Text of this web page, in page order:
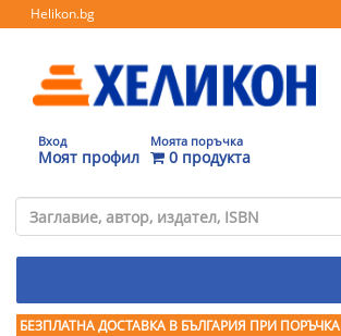
Helikon.bg
Вход
Моят профил
Моята поръчка
0 продукта
БЕЗПЛАТНА ДОСТАВКА В БЪЛГАРИЯ ПРИ ПОРЪЧКА